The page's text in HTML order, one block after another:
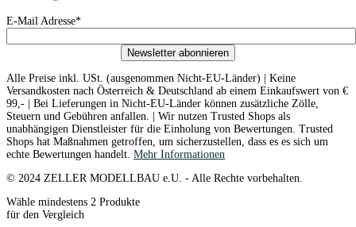
E-Mail Adresse*
Newsletter abonnieren
Alle Preise inkl. USt. (ausgenommen Nicht-EU-Länder) | Keine
Versandkosten nach Österreich & Deutschland ab einem Einkaufswert von €
99,- | Bei Lieferungen in Nicht-EU-Länder können zusätzliche Zölle,
Steuern und Gebühren anfallen. | Wir nutzen Trusted Shops als
unabhängigen Dienstleister für die Einholung von Bewertungen. Trusted
Shops hat Maßnahmen getroffen, um sicherzustellen, dass es es sich um
echte Bewertungen handelt. Mehr Informationen
© 2024 ZELLER MODELLBAU e.U. - Alle Rechte vorbehalten.
Wähle mindestens 2 Produkte
für den Vergleich